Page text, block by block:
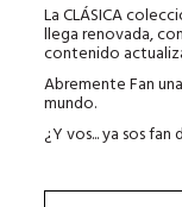
La CLÁSICA
llega renovada,
contenido
Abremente Fan
mundo.
¿Y vos... ya sos